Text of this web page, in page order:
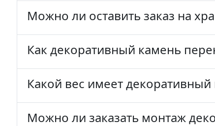
Можно ли оставить заказ на
Как декоративный камень
Какой вес имеет декоративный
Можно ли заказать монтаж